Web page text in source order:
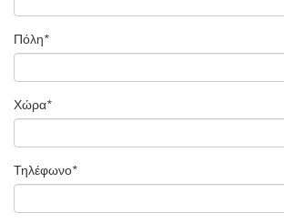
Πόλη*
Χώρα*
Τηλέφωνο*